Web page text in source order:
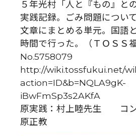
５年光村「人と『もの』と
実践記録。ごみ問題につい
文章にまとめる単元。国語
時間で行った。（ＴＯＳＳ
No.5758079
http://wiki.tossfukui.net/
action=ID&b=NQLA9gK-
iBwFmSp3s2AKfA
原実践：村上睦先生 コン
原正教